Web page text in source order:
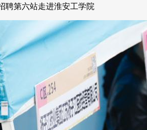
聘第六站走进淮安工学院